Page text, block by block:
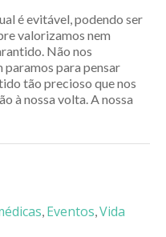
é evitável, podendo ser
valorizamos nem
Não nos
paramos para pensar
tão precioso que nos
à nossa volta. A nossa
Eventos Vida